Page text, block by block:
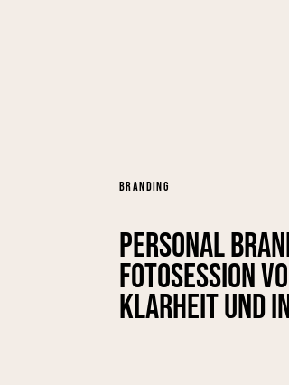
Personal
Fotosession
Klarheit und
BRANDING